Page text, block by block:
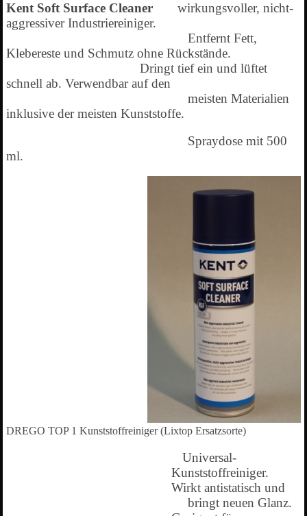
Kent Soft Surface Cleaner
wirkungsvoller, nicht-
aggressiver Industriereiniger.
Entfernt Fett,
Klebereste und Schmutz ohne Rückstände.
Dringt tief ein und lüftet
schnell ab. Verwendbar auf den
meisten Materialien
inklusive der meisten Kunststoffe.
Spraydose mit 500
ml.
DREGO TOP 1 Kunststoffreiniger (Lixtop Ersatzsorte)
Universal-
Kunststoffreiniger.
Wirkt antistatisch und
bringt neuen Glanz.